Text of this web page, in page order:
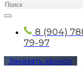
8 (904)
79-97
Заказать звонок